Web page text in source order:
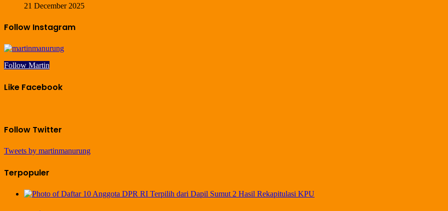
21 December 2025
Follow Instagram
Follow Martin
Like Facebook
Follow Twitter
Tweets by martinmanurung
Terpopuler